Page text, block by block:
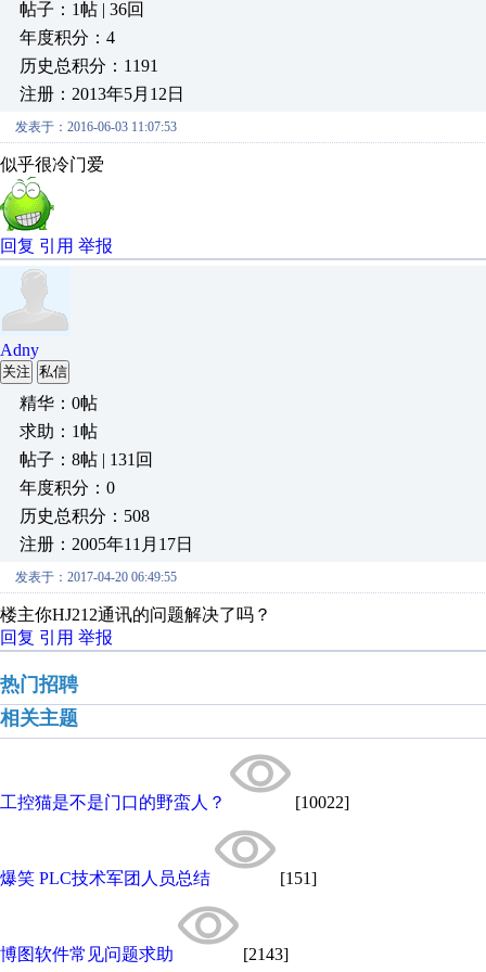
帖子：1帖 | 36回
年度积分：4
历史总积分：1191
注册：2013年5月12日
发表于：2016-06-03 11:07:53
似乎很冷门爱
回复 引用 举报
Adny
关注 私信
精华：0帖
求助：1帖
帖子：8帖 | 131回
年度积分：0
历史总积分：508
注册：2005年11月17日
发表于：2017-04-20 06:49:55
楼主你HJ212通讯的问题解决了吗？
回复 引用 举报
热门招聘
相关主题
工控猫是不是门口的野蛮人？ [10022]
爆笑 PLC技术军团人员总结 [151]
博图软件常见问题求助 [2143]